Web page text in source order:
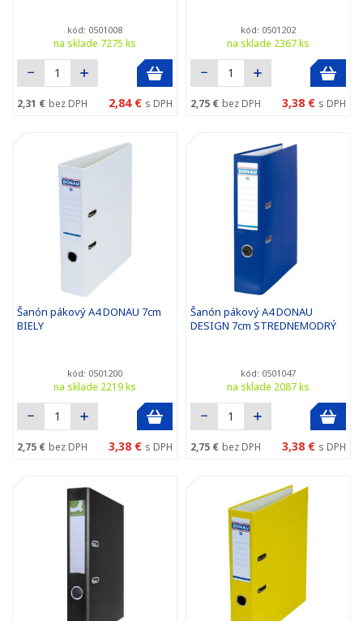
kód: 0501008
na sklade 7275 ks
2,31 € bez DPH 2,84 € s DPH
kód: 0501202
na sklade 2367 ks
2,75 € bez DPH 3,38 € s DPH
Šanón pákový A4 DONAU 7cm
BIELY
kód: 0501200
na sklade 2219 ks
2,75 € bez DPH 3,38 € s DPH
Šanón pákový A4 DONAU
DESIGN 7cm STREDNEMODRÝ
kód: 0501047
na sklade 2087 ks
2,75 € bez DPH 3,38 € s DPH